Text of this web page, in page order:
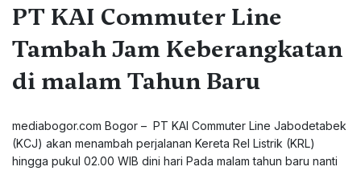
PT KAI Commuter Line
Tambah Jam Keberangkatan
di malam Tahun Baru
mediabogor.com Bogor – PT KAI Commuter Line Jabodetabek
(KCJ) akan menambah perjalanan Kereta Rel Listrik (KRL)
hingga pukul 02.00 WIB dini hari Pada malam tahun baru nanti